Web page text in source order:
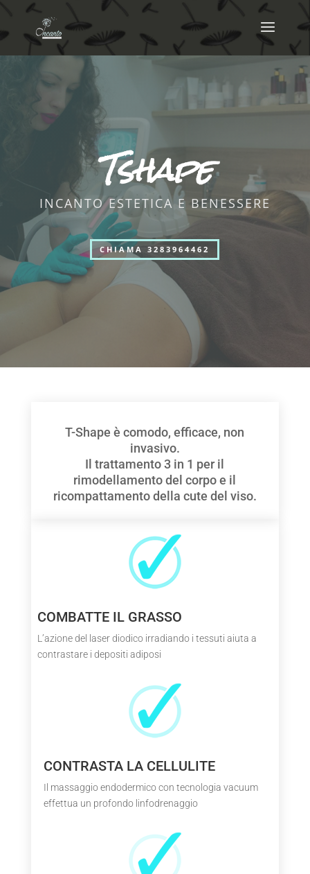
Tshape
INCANTO ESTETICA E BENESSERE
CHIAMA 3283964462
T-Shape è comodo, efficace, non
invasivo.
Il trattamento 3 in 1 per il
rimodellamento del corpo e il
ricompattamento della cute del viso.
COMBATTE IL GRASSO
L’azione del laser diodico irradiando i tessuti aiuta a
contrastare i depositi adiposi
CONTRASTA LA CELLULITE
Il massaggio endodermico con tecnologia vacuum
effettua un profondo linfodrenaggio